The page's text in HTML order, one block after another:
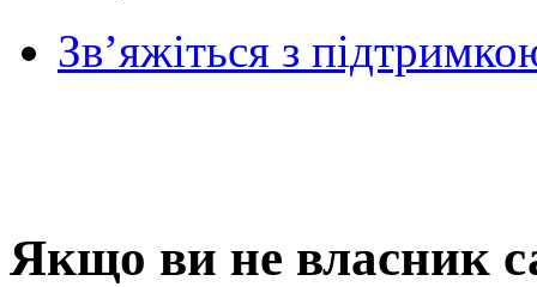
Зв’яжіться з
Якщо ви не власник